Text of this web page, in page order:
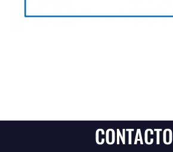
CONTACTO